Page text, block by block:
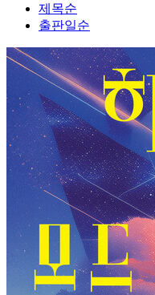
제목순
출판일순